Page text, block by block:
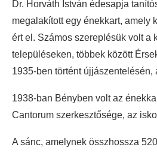
Dr. Horváth István édesapja
megalakított egy énekkart, amely
ért el. Számos szereplésük volt a
településeken, többek között
1935-ben történt újjászentelésén,
1938-ban Bényben volt az
Cantorum szerkesztősége, az
A sánc, amelynek összhossza